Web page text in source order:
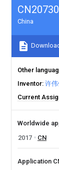
China
Other
Inventor 许
Current
Worldwide
2017
CN
Application